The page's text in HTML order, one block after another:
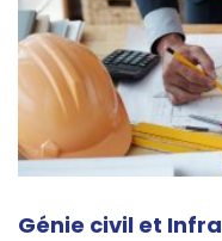
Génie civil et